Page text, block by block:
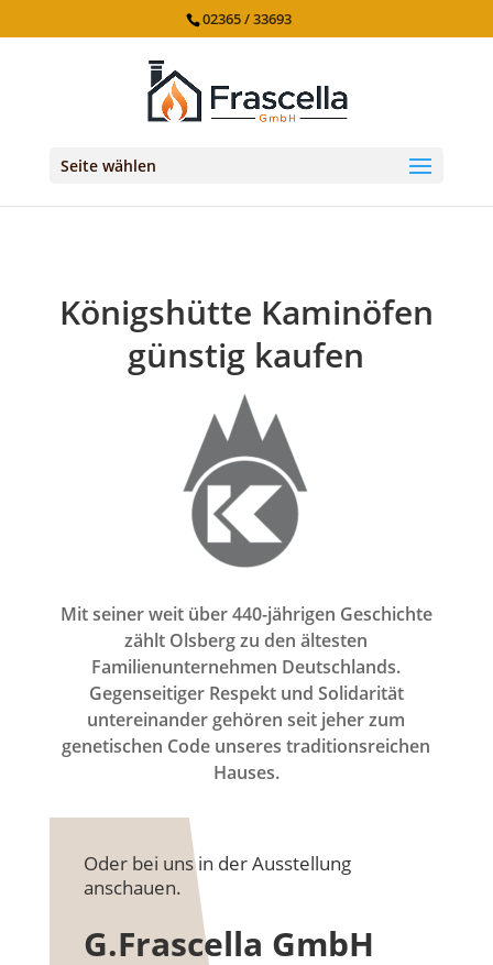
02365 / 33693
Seite wählen
Königshütte Kaminöfen
günstig kaufen
Mit seiner weit über 440-jährigen Geschichte
zählt Olsberg zu den ältesten
Familienunternehmen Deutschlands.
Gegenseitiger Respekt und Solidarität
untereinander gehören seit jeher zum
genetischen Code unseres traditionsreichen
Hauses.
Oder bei uns in der Ausstellung
anschauen.
G.Frascella GmbH